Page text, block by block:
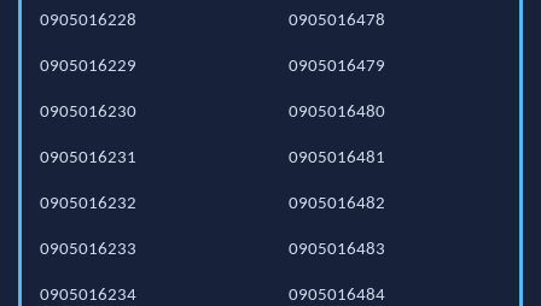
0905016228
0905016229
0905016230
0905016231
0905016232
0905016233
0905016234
0905016478
0905016479
0905016480
0905016481
0905016482
0905016483
0905016484